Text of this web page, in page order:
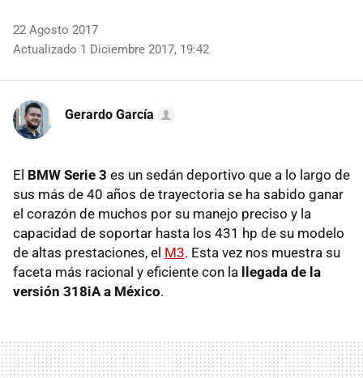
22 Agosto 2017
Actualizado 1 Diciembre 2017, 19:42
Gerardo García
El BMW Serie 3 es un sedán deportivo que a lo largo de
sus más de 40 años de trayectoria se ha sabido ganar
el corazón de muchos por su manejo preciso y la
capacidad de soportar hasta los 431 hp de su modelo
de altas prestaciones, el M3. Esta vez nos muestra su
faceta más racional y eficiente con la llegada de la
versión 318iA a México.